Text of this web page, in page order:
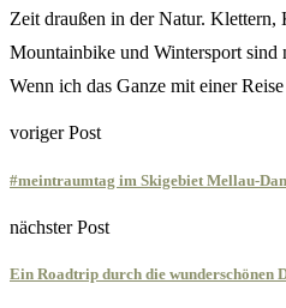
Zeit draußen in der Natur. Klettern,
Mountainbike und Wintersport sind
Wenn ich das Ganze mit einer
voriger Post
#meintraumtag im Skigebiet Mellau-
nächster Post
Ein Roadtrip durch die wunderschönen